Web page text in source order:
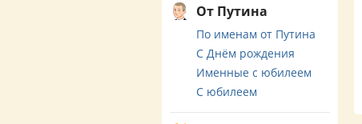
От Путина
По именам от Путина
С Днём рождения
Именные с юбилеем
С юбилеем